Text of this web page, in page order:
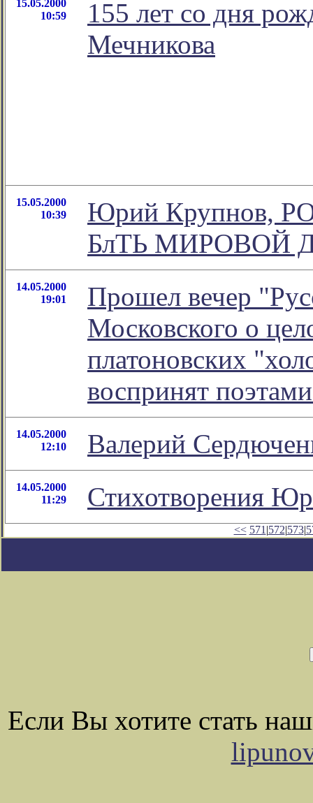
15.05.2000
10:59
155 лет со дня
Мечникова
15.05.2000
10:39
Юрий Крупнов,
БлТЬ МИРОВОЙ
14.05.2000
19:01
Прошел вечер
Московского о
платоновских
воспринят
14.05.2000
12:10
Валерий
14.05.2000
11:29
Стихотворения
<< 571 |572|573|
Если Вы хотите стать